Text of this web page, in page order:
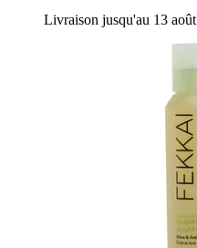
Livraison jusqu'au 13 août